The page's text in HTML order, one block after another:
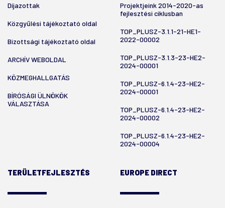
Díjazottak
Közgyűlési tájékoztató oldal
Bizottsági tájékoztató oldal
ARCHÍV WEBOLDAL
KÖZMEGHALLGATÁS
BÍRÓSÁGI ÜLNÖKÖK
VÁLASZTÁSA
Projektjeink 2014-2020-as
fejlesztési ciklusban
TOP_PLUSZ-3.1.1-21-HE1-
2022-00002
TOP_PLUSZ-3.1.3-23-HE2-
2024-00001
TOP_PLUSZ-6.1.4-23-HE2-
2024-00001
TOP_PLUSZ-6.1.4-23-HE2-
2024-00002
TOP_PLUSZ-6.1.4-23-HE2-
2024-00004
TERÜLETFEJLESZTÉS EUROPE DIRECT